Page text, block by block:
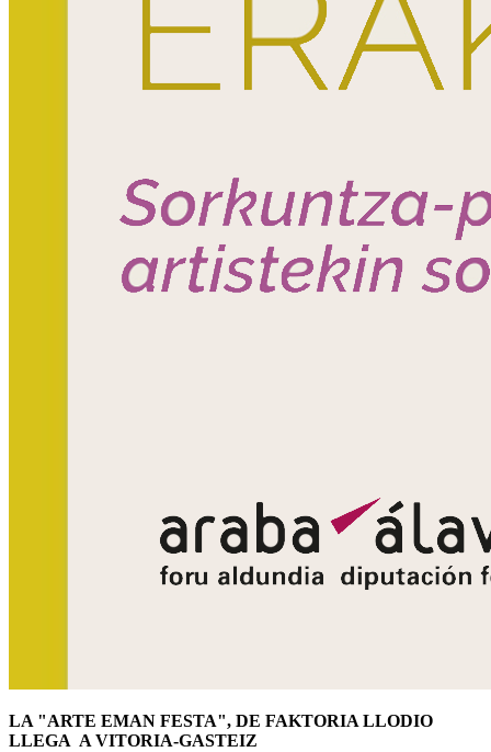
LA "ARTE EMAN FESTA", DE FAKTORIA LLODIO
LLEGA A VITORIA-GASTEIZ